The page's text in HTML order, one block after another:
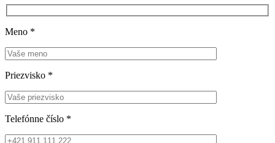
Meno *
Priezvisko *
Telefónne číslo *